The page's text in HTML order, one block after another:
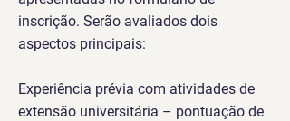
inscrição. Serão avaliados dois
aspectos principais:
Experiência prévia com atividades de
extensão universitária – pontuação de